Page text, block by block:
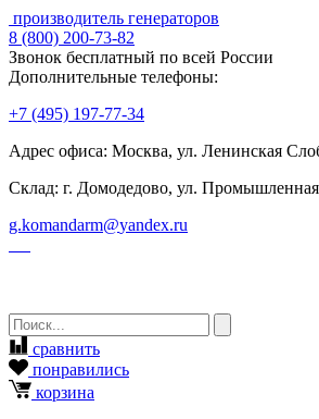
производитель генераторов
8 (800) 200-73-82
Звонок бесплатный по всей России
Дополнительные телефоны:
+7 (495) 197-77-34
Адрес офиса: Москва, ул. Ленинская
Склад: г. Домодедово, ул.
g.komandarm@yandex.ru
сравнить
понравились
корзина